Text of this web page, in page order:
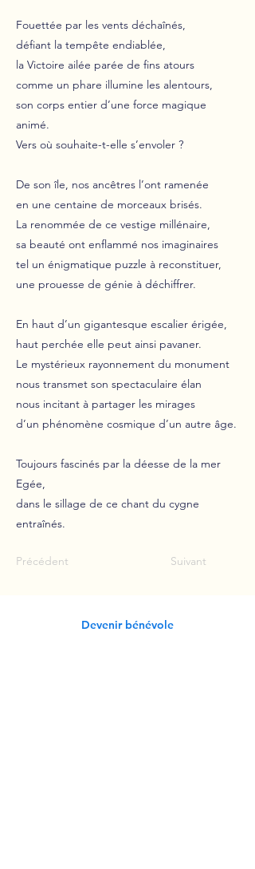
Fouettée par les vents déchaînés,
défiant la tempête endiablée,
la Victoire ailée parée de fins atours
comme un phare illumine les alentours,
son corps entier d’une force magique
animé.
Vers où souhaite-t-elle s’envoler ?
De son île, nos ancêtres l’ont ramenée
en une centaine de morceaux brisés.
La renommée de ce vestige millénaire,
sa beauté ont enflammé nos imaginaires
tel un énigmatique puzzle à reconstituer,
une prouesse de génie à déchiffrer.
En haut d’un gigantesque escalier érigée,
haut perchée elle peut ainsi pavaner.
Le mystérieux rayonnement du monument
nous transmet son spectaculaire élan
nous incitant à partager les mirages
d’un phénomène cosmique d’un autre âge.
Toujours fascinés par la déesse de la mer
Egée,
dans le sillage de ce chant du cygne
entraînés.
Précédent Suivant
Devenir bénévole